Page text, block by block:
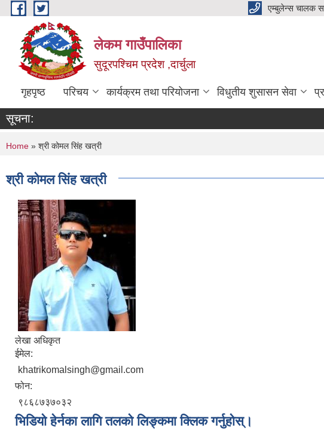
Skip to main content एम्बुलेन्स चालक
लेकम गाउँपालिका
सुदूरपश्चिम प्रदेश ,दार्चुला
गृहपृष्ठ परिचय कार्यक्रम तथा परियोजना विधुतीय शुसासन सेवा
सूचना:
You are here
Home » श्री कोमल सिंह खत्री
श्री कोमल सिंह खत्री
लेखा अधिकृत
ईमेल:
khatrikomalsingh@gmail.com
फोन:
९८६८७३७०३२
भिडियो हेर्नका लागि तलको लिङ्कमा क्लिक गर्नुहोस्।